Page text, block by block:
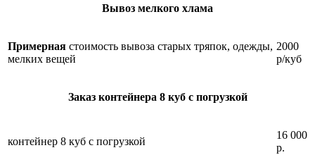
Вывоз мелкого хлама
Примерная стоимость вывоза старых тряпок, одежды,
мелких вещей
2000
р/куб
Заказ контейнера 8 куб с погрузкой
контейнер 8 куб с погрузкой
16 000
р.